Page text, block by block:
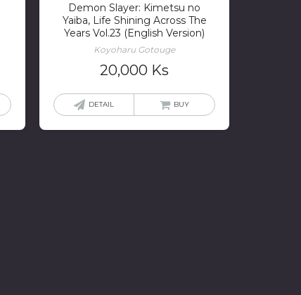
Demon Slayer: Kimetsu no
Yaiba, Life Shining Across The
Years Vol.23 (English Version)
Koyoharu Gotouge
20,000 Ks
DETAIL BUY